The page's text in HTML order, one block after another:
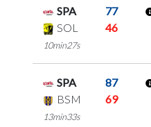
SPA
77
SOL
46
10min27s
SPA
87
BSM
69
13min33s